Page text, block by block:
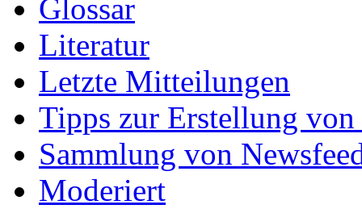
Glossar
Literatur
Letzte Mitteilungen
Tipps zur Erstellung
Sammlung von
Moderiert